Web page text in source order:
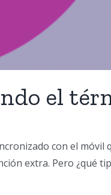
el
con el
extra. Pero ¿qué